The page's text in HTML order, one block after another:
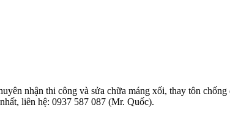
nhận thi công và sửa chữa máng xối, thay tôn
liên hệ: 0937 587 087 (Mr. Quốc).